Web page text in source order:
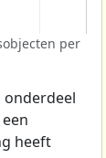
per
onderdeel
heeft